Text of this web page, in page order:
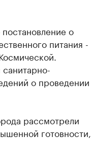
о
питания -
о проведении
рассмотрели
готовности,